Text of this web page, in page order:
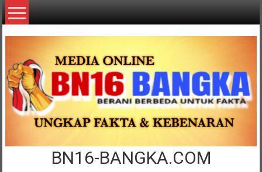
Lompat
ke
BN16-BANGKA.COM